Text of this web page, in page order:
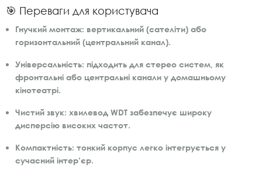
🎯 Переваги для користувача
Гнучкий монтаж: вертикальний (сателіти) або
горизонтальний (центральний канал).
Універсальність: підходить для стерео систем, як
фронтальні або центральні канали у домашньому
кінотеатрі.
Чистий звук: хвилевод WDT забезпечує широку
дисперсію високих частот.
Компактність: тонкий корпус легко інтегрується у
сучасний інтер’єр.